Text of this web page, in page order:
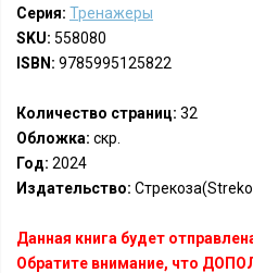
Серия: Тренажеры
SKU: 558080
ISBN: 9785995125822
Количество страниц: 32
Обложка: скр.
Год: 2024
Издательство:
Данная книга будет
Обратите внимание, что